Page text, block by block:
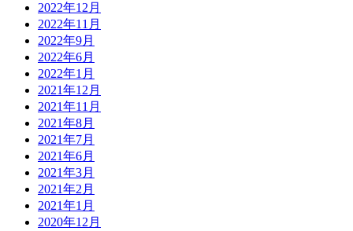
2022年12月
2022年11月
2022年9月
2022年6月
2022年1月
2021年12月
2021年11月
2021年8月
2021年7月
2021年6月
2021年3月
2021年2月
2021年1月
2020年12月